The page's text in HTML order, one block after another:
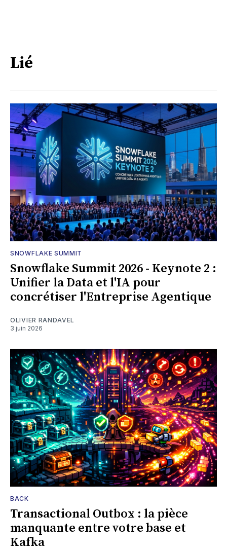
Lié
SNOWFLAKE SUMMIT
Snowflake Summit 2026 - Keynote 2 :
Unifier la Data et l'IA pour
concrétiser l'Entreprise Agentique
OLIVIER RANDAVEL
3 juin 2026
BACK
Transactional Outbox : la pièce
manquante entre votre base et
Kafka